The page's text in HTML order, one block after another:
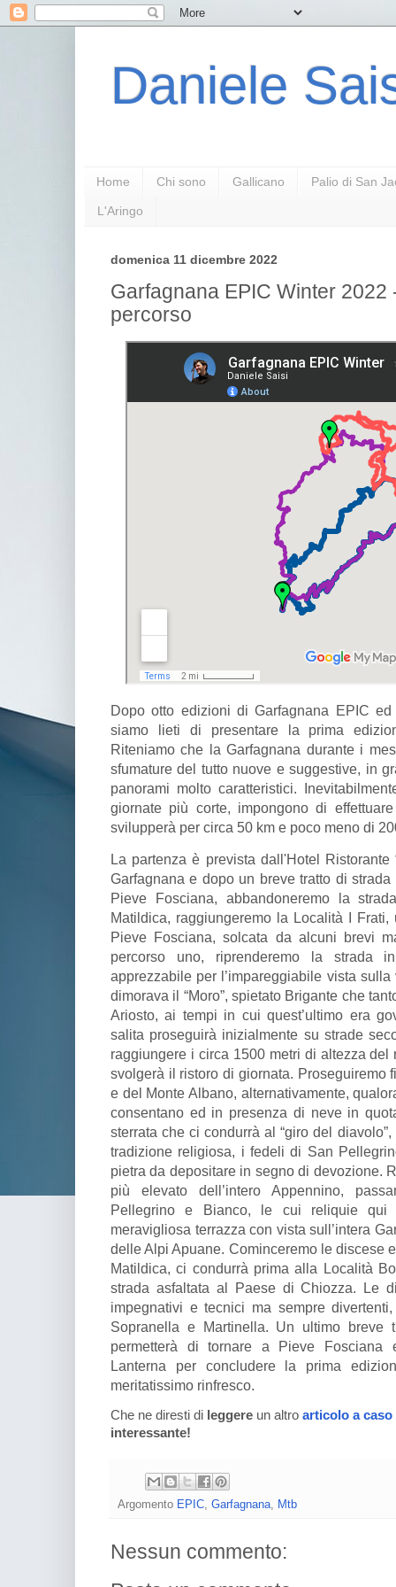
Daniele
Home Chi sono Gallicano Palio di San
L'Aringo
domenica 11 dicembre 2022
Garfagnana EPIC Winter 2022
percorso
Dopo otto edizioni di Garfagnana EPIC ed
siamo lieti di presentare la prima
Riteniamo che la Garfagnana durante i
sfumature del tutto nuove e suggestive, in
panorami molto caratteristici.
giornate più corte, impongono di
svilupperà per circa 50 km e poco meno di
La partenza è prevista dall'Hotel Ristorante
Garfagnana e dopo un breve tratto di
Pieve Fosciana, abbandoneremo la
Matildica, raggiungeremo la Località I
Pieve Fosciana, solcata da alcuni brevi
percorso uno, riprenderemo la strada
apprezzabile per l’impareggiabile vista
dimorava il “Moro”, spietato Brigante che
Ariosto, ai tempi in cui quest’ultimo era
salita proseguirà inizialmente su strade
raggiungere i circa 1500 metri di altezza
svolgerà il ristoro di giornata. Proseguiremo
e del Monte Albano, alternativamente,
consentano ed in presenza di neve in
sterrata che ci condurrà al “giro del
tradizione religiosa, i fedeli di San
pietra da depositare in segno di devozione.
più elevato dell’intero Appennino,
Pellegrino e Bianco, le cui reliquie qui
meravigliosa terrazza con vista sull’intera
delle Alpi Apuane. Cominceremo le discese
Matildica, ci condurrà prima alla Località
strada asfaltata al Paese di Chiozza. Le
impegnativi e tecnici ma sempre
Sopranella e Martinella. Un ultimo
permetterà di tornare a Pieve Fosciana
Lanterna per concludere la prima
meritatissimo rinfresco.
Che ne diresti di leggere un altro articolo a caso
interessante!
Argomento EPIC, Garfagnana, Mtb
Nessun commento: